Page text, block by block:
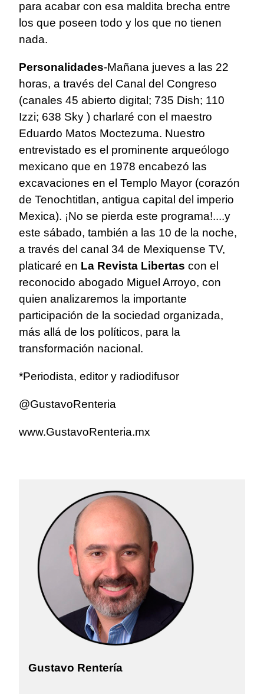
para acabar con esa maldita brecha entre
los que poseen todo y los que no tienen
nada.
Personalidades-Mañana jueves a las 22
horas, a través del Canal del Congreso
(canales 45 abierto digital; 735 Dish; 110
Izzi; 638 Sky ) charlaré con el maestro
Eduardo Matos Moctezuma. Nuestro
entrevistado es el prominente arqueólogo
mexicano que en 1978 encabezó las
excavaciones en el Templo Mayor (corazón
de Tenochtitlan, antigua capital del imperio
Mexica). ¡No se pierda este programa!....y
este sábado, también a las 10 de la noche,
a través del canal 34 de Mexiquense TV,
platicaré en La Revista Libertas con el
reconocido abogado Miguel Arroyo, con
quien analizaremos la importante
participación de la sociedad organizada,
más allá de los políticos, para la
transformación nacional.
*Periodista, editor y radiodifusor
@GustavoRenteria
www.GustavoRenteria.mx
Gustavo Rentería